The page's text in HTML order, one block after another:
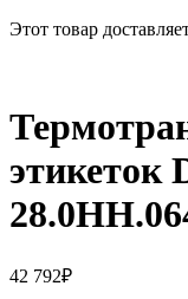
Этот товар
этикеток
42 792₽